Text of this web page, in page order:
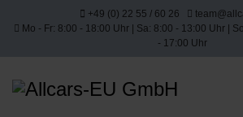
+49 (0) 22 55 / 60 26
Mo - Fr: 8:00 - 18:00 Uhr | Sa: 8:00 - 13:00 Uhr |
- 17:00 Uhr